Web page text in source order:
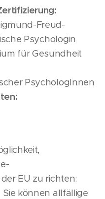
Freud-
Psychologin
für Gesundheit
PsychologInnen
EU zu richten:
können allfällige